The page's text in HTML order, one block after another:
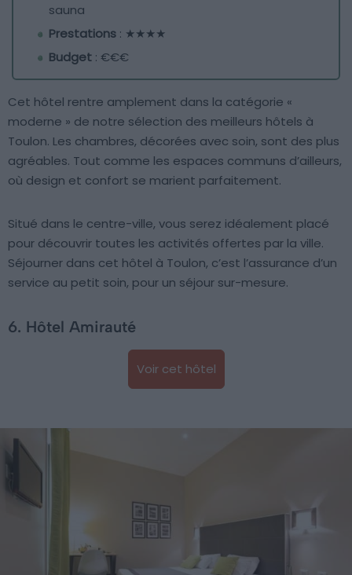
sauna
Prestations : ★★★★
Budget : €€€
Cet hôtel rentre amplement dans la catégorie «
moderne » de notre sélection des meilleurs hôtels à
Toulon. Les chambres, décorées avec soin, sont des plus
agréables. Tout comme les espaces communs d’ailleurs,
où design et confort se marient parfaitement.
Situé dans le centre-ville, vous serez idéalement placé
pour découvrir toutes les activités offertes par la ville.
Séjourner dans cet hôtel à Toulon, c’est l’assurance d’un
service au petit soin, pour un séjour sur-mesure.
6. Hôtel Amirauté
Voir cet hôtel